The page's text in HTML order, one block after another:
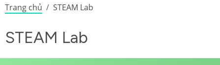
Breadcrumb
Trang chủ STEAM Lab
STEAM Lab